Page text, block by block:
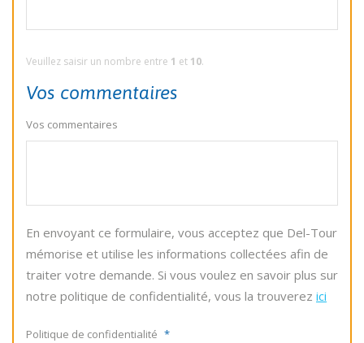
Veuillez saisir un nombre entre 1 et 10.
Vos commentaires
Vos commentaires
En envoyant ce formulaire, vous acceptez que Del-Tour
mémorise et utilise les informations collectées afin de
traiter votre demande. Si vous voulez en savoir plus sur
notre politique de confidentialité, vous la trouverez ici
Politique de confidentialité *